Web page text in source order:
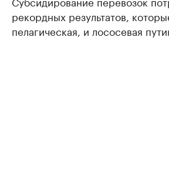
рекордных результатов,
пелагическая, и лососевая